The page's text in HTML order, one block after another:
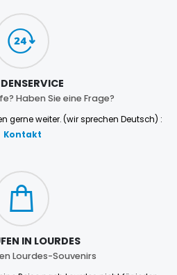
Haben Sie eine Frage?
gerne weiter. (wir sprechen Deutsch) :
Kontakt
IN LOURDES
Lourdes-Souvenirs